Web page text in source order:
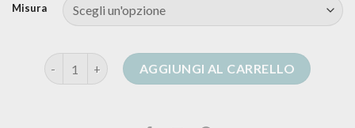
Misura
cardigan bottoni quantitàAGGIUNGI AL CARRELLO